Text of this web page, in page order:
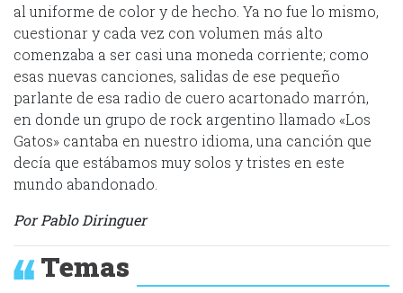
al uniforme de color y de hecho. Ya no fue lo mismo,
cuestionar y cada vez con volumen más alto
comenzaba a ser casi una moneda corriente; como
esas nuevas canciones, salidas de ese pequeño
parlante de esa radio de cuero acartonado marrón,
en donde un grupo de rock argentino llamado «Los
Gatos» cantaba en nuestro idioma, una canción que
decía que estábamos muy solos y tristes en este
mundo abandonado.
Por Pablo Diringuer
Temas